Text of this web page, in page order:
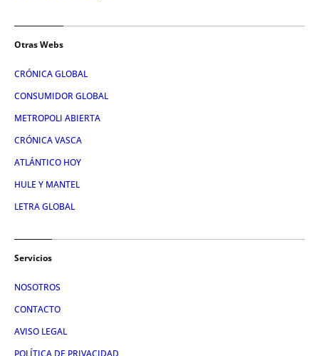
Otras Webs
CRÓNICA GLOBAL
CONSUMIDOR GLOBAL
METROPOLI ABIERTA
CRÓNICA VASCA
ATLÁNTICO HOY
HULE Y MANTEL
LETRA GLOBAL
Servicios
NOSOTROS
CONTACTO
AVISO LEGAL
POLÍTICA DE PRIVACIDAD